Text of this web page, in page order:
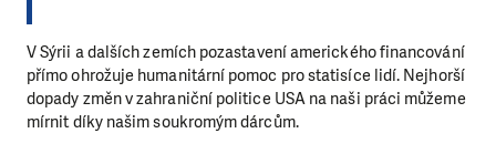
V Sýrii a dalších zemích pozastavení amerického financování
přímo ohrožuje humanitární pomoc pro statisíce lidí. Nejhorší
dopady změn v zahraniční politice USA na naši práci můžeme
mírnit díky našim soukromým dárcům.